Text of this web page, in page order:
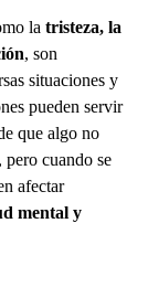
la tristeza, la
, son
situaciones y
pueden servir
que algo no
pero cuando se
afectar
mental y